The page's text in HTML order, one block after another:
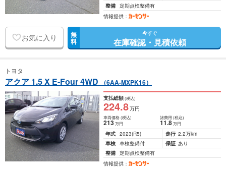
整備 定期点検整備有
情報提供：
お気に入り 無
料
今すぐ
在庫確認・見積依頼
トヨタ
アクア 1.5 X E-Four 4WD （6AA-MXPK16）
支払総額(税込)
224.8万円
車両価格(税込)
213万円
諸費用 (税込)
11.8 万円
年式 2023(R5) 走行 2.2万km
車検 車検整備付 保証 あり
整備 定期点検整備有
情報提供：